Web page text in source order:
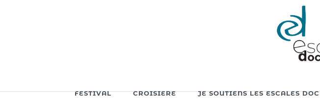
FESTIVAL CROISIERE JE SOUTIENS LES ESCALES DOC